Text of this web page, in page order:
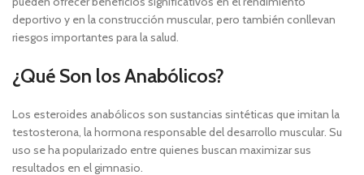
deportivo y en la construcción muscular, pero también conllevan
riesgos importantes para la salud.
¿Qué Son los Anabólicos?
Los esteroides anabólicos son sustancias sintéticas que imitan la
testosterona, la hormona responsable del desarrollo muscular. Su
uso se ha popularizado entre quienes buscan maximizar sus
resultados en el gimnasio.